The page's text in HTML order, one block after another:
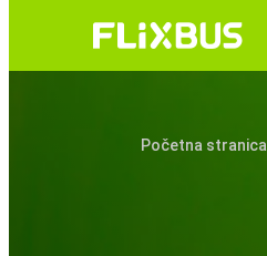
Početna stranica